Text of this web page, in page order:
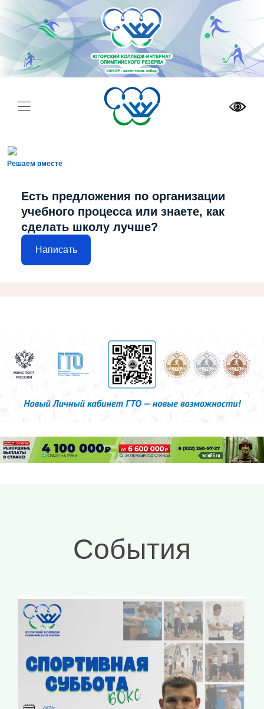
Решаем вместе
Есть предложения по организации
учебного процесса или знаете, как
сделать школу лучше?
Написать
События